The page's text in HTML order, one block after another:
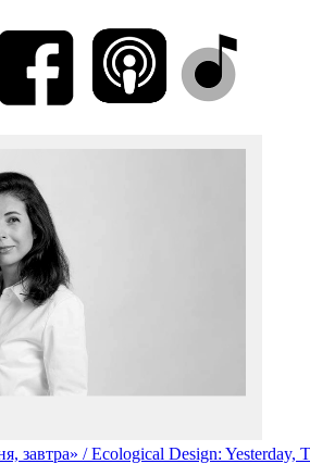
завтра» / Ecological Design: Yesterday,